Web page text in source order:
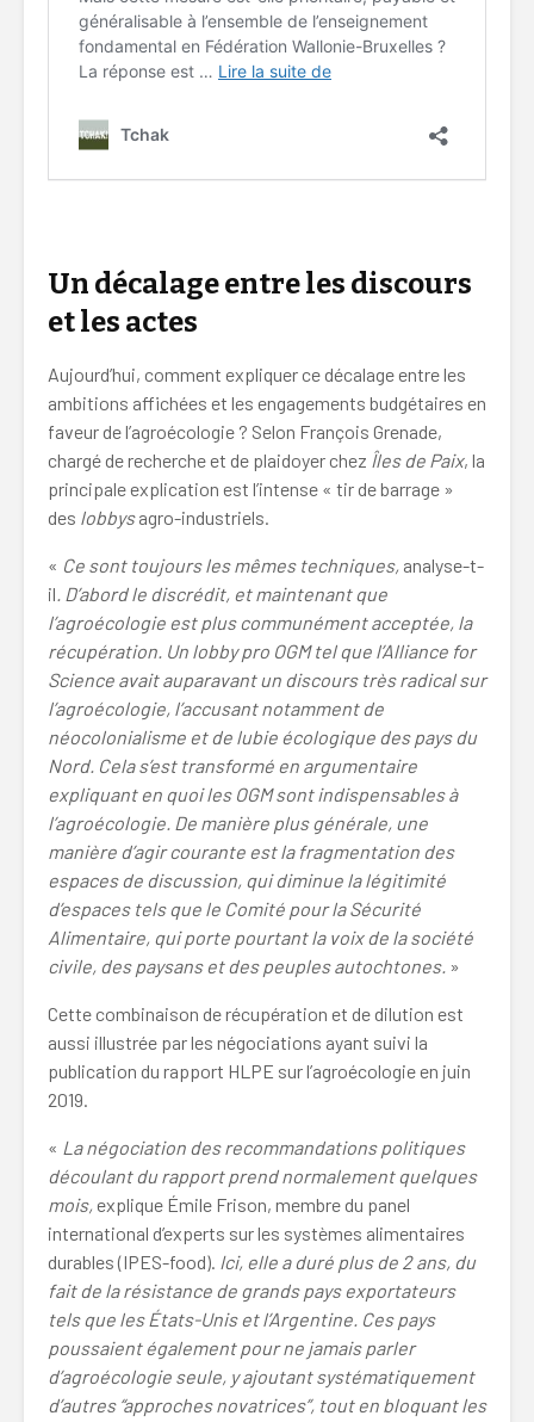
Un décalage entre les discours
et les actes
Aujourd’hui, comment expliquer ce décalage entre les
ambitions affichées et les engagements budgétaires en
faveur de l’agroécologie ? Selon François Grenade,
chargé de recherche et de plaidoyer chez Îles de Paix, la
principale explication est l’intense « tir de barrage »
des lobbysagro-industriels.
« Ce sont toujours les mêmes techniques, analyse-t-
il. D’abord le discrédit, et maintenant que
l’agroécologie est plus communément acceptée, la
récupération. Un lobby pro OGM tel que l’Alliance for
Science avait auparavant un discours très radical sur
l’agroécologie, l’accusant notamment de
néocolonialisme et de lubie écologique des pays du
Nord. Cela s’est transformé en argumentaire
expliquant en quoi les OGM sont indispensables à
l’agroécologie. De manière plus générale, une
manière d’agir courante est la fragmentation des
espaces de discussion, qui diminue la légitimité
d’espaces tels que le Comité pour la Sécurité
Alimentaire, qui porte pourtant la voix de la société
civile, des paysans et des peuples autochtones. »
Cette combinaison de récupération et de dilution est
aussi illustrée par les négociations ayant suivi la
publication du rapport HLPE sur l’agroécologie en juin
2019.
« La négociation des recommandations politiques
découlant du rapport prend normalement quelques
mois,explique Émile Frison, membre du panel
international d’experts sur les systèmes alimentaires
durables (IPES-food). Ici, elle a duré plus de 2 ans, du
fait de la résistance de grands pays exportateurs
tels que les États-Unis et l’Argentine. Ces pays
poussaient également pour ne jamais parler
d’agroécologie seule, y ajoutant systématiquement
d’autres “approches novatrices”, tout en bloquant les